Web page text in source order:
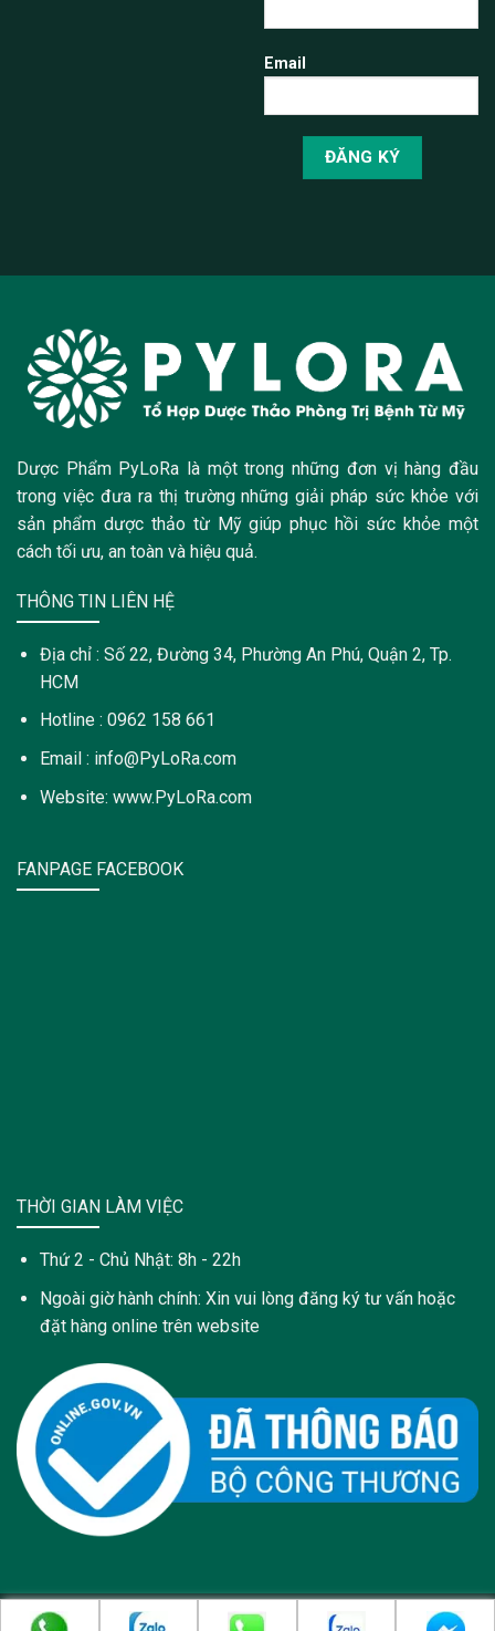
Email
Dược Phẩm PyLoRa là một trong những đơn vị hàng đầu
trong việc đưa ra thị trường những giải pháp sức khỏe với
sản phẩm dược thảo từ Mỹ giúp phục hồi sức khỏe một
cách tối ưu, an toàn và hiệu quả.
THÔNG TIN LIÊN HỆ
Địa chỉ : Số 22, Đường 34, Phường An Phú, Quận 2, Tp.
HCM
Hotline : 0962 158 661
Email : info@PyLoRa.com
Website: www.PyLoRa.com
FANPAGE FACEBOOK
THỜI GIAN LÀM VIỆC
Thứ 2 - Chủ Nhật: 8h - 22h
Ngoài giờ hành chính: Xin vui lòng đăng ký tư vấn hoặc
đặt hàng online trên website
Copyright 2021 © Trang web này được sở hữu và quản lý bởi: